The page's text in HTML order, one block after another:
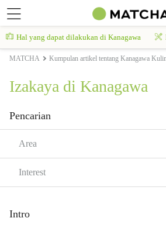
Hal yang dapat dilakukan di Kanagawa
MATCHA Kumpulan artikel tentang Kanagawa
Izakaya di Kanagawa
Pencarian
Area
Interest
Intro